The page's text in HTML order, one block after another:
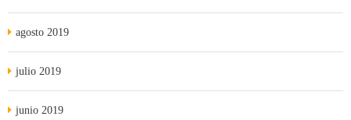
agosto 2019
julio 2019
junio 2019